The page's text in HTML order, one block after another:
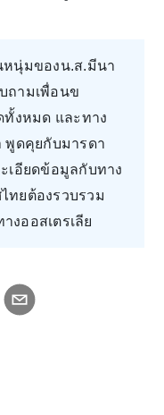
หนุ่มของน.ส.มีนา
ถามเพื่อนข
ทั้งหมด และทาง
พูดคุยกับมารดา
เอียดข้อมูลกับทาง
ทยต้องรวบรวม
งออสเตรเลีย